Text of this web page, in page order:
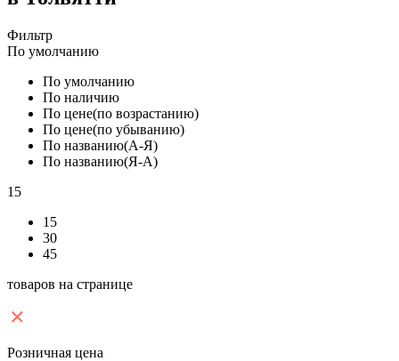
Фильтр
По умолчанию
По умолчанию
По наличию
По цене(по возрастанию)
По цене(по убыванию)
По названию(А-Я)
По названию(Я-А)
15
15
30
45
товаров на странице
Розничная цена